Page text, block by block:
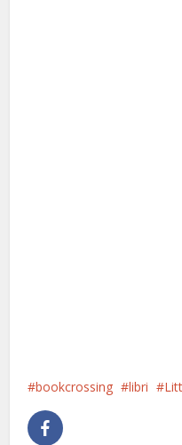
bookcrossing libri